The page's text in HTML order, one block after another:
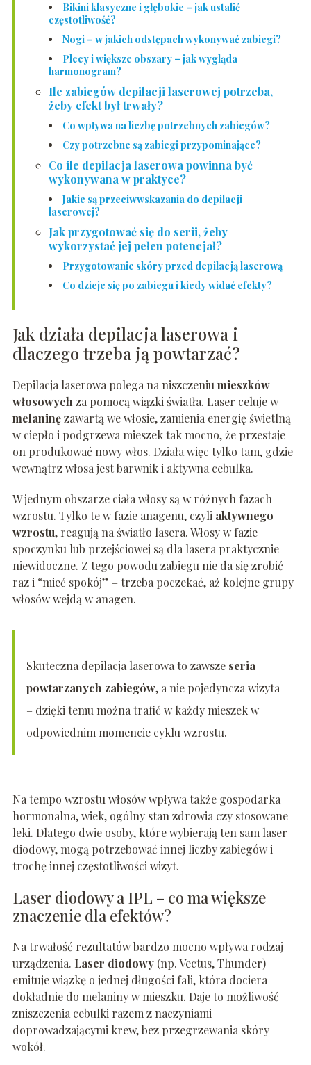
Bikini klasyczne i głębokie – jak ustalić
częstotliwość?
Nogi – w jakich odstępach wykonywać zabiegi?
Plecy i większe obszary – jak wygląda
harmonogram?
Ile zabiegów depilacji laserowej potrzeba,
żeby efekt był trwały?
Co wpływa na liczbę potrzebnych zabiegów?
Czy potrzebne są zabiegi przypominające?
Co ile depilacja laserowa powinna być
wykonywana w praktyce?
Jakie są przeciwwskazania do depilacji
laserowej?
Jak przygotować się do serii, żeby
wykorzystać jej pełen potencjał?
Przygotowanie skóry przed depilacją laserową
Co dzieje się po zabiegu i kiedy widać efekty?
Jak działa depilacja laserowa i
dlaczego trzeba ją powtarzać?
Depilacja laserowa polega na niszczeniumieszków
włosowychza pomocą wiązki światła. Laser celuje w
melaninęzawartą we włosie, zamienia energię świetlną
w ciepło i podgrzewa mieszek tak mocno, że przestaje
on produkować nowy włos. Działa więc tylko tam, gdzie
wewnątrz włosa jest barwnik i aktywna cebulka.
W jednym obszarze ciała włosy są w różnych fazach
wzrostu. Tylko te w fazie anagenu, czyli aktywnego
wzrostu, reagują na światło lasera. Włosy w fazie
spoczynku lub przejściowej są dla lasera praktycznie
niewidoczne. Z tego powodu zabiegu nie da się zrobić
raz i “mieć spokój” – trzeba poczekać, aż kolejne grupy
włosów wejdą w anagen.
Skuteczna depilacja laserowa to zawsze seria
powtarzanych zabiegów, a nie pojedyncza wizyta
– dzięki temu można trafić w każdy mieszek w
odpowiednim momencie cyklu wzrostu.
Na tempo wzrostu włosów wpływa także gospodarka
hormonalna, wiek, ogólny stan zdrowia czy stosowane
leki. Dlatego dwie osoby, które wybierają ten sam laser
diodowy, mogą potrzebować innej liczby zabiegów i
trochę innej częstotliwości wizyt.
Laser diodowy a IPL – co ma większe
znaczenie dla efektów?
Na trwałość rezultatów bardzo mocno wpływa rodzaj
urządzenia. Laser diodowy(np. Vectus, Thunder)
emituje wiązkę o jednej długości fali, która dociera
dokładnie do melaniny w mieszku. Daje to możliwość
zniszczenia cebulki razem z naczyniami
doprowadzającymi krew, bez przegrzewania skóry
wokół.